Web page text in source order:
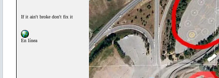
If it ain't broke don't fix it
En línea